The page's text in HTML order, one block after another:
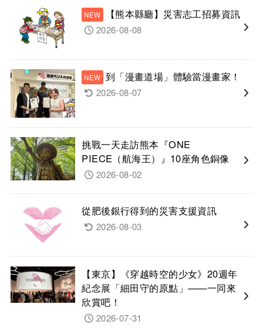
【熊本縣廳】災害志工招募資訊
2026-08-08
到「漫畫道場」體驗當漫畫家！
2026-08-07
挑戰一天走訪熊本『ONE
PIECE（航海王）』10座角色銅像
2026-08-02
從肥後銀行得到的災害支援資訊
2026-08-03
【東京】《穿越時空的少女》20週年
紀念展「細田守的原點」——一同來
欣賞吧！
2026-07-31